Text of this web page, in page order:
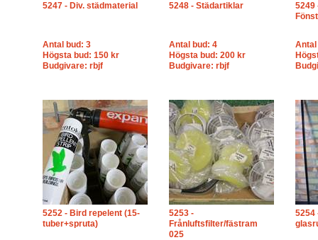
5247 - Div. städmaterial
Antal bud: 3
Högsta bud: 150 kr
Budgivare: rbjf
5248 - Städartiklar
Antal bud: 4
Högsta bud: 200 kr
Budgivare: rbjf
5249
Antal
5252 - Bird repelent (15-
tuber+spruta)
5253 -
Frånluftsfilter/fästram
025
5254